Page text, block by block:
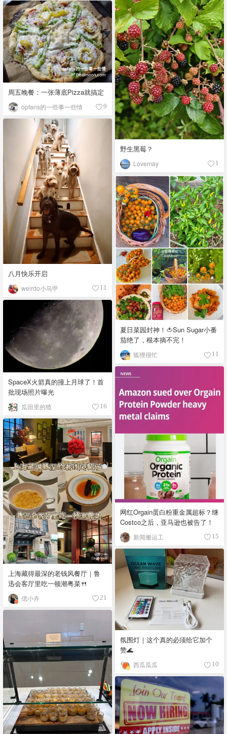
野生黑莓？
Lovemay 1
周五晚餐：一张薄底Pizza就搞定
opfans的一些事一些情 9
八月快乐开启
weirdo小马甲 11
夏日菜园封神！🍅Sun Sugar小番
茄绝了，根本摘不完！
狐狸很忙 11
SpaceX火箭真的撞上月球了！首
批现场照片曝光
瓜田里的猹 16
网红Orgain蛋白粉重金属超标？继
Costco之后，亚马逊也被告了！
新闻搬运工 15
上海藏得最深的老钱风餐厅｜鲁
迅会客厅里吃一顿潮粤菜🍴
偲小卉 21
氛围灯｜这个真的必须给它加个
赞🌊
西瓜瓜瓜 10